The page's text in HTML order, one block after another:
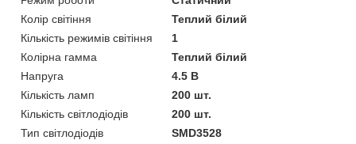
Колір світіння
Теплий білий
Кількість режимів світіння
1
Колірна гамма
Теплий білий
Напруга
4.5 В
Кількість ламп
200 шт.
Кількість світлодіодів
200 шт.
Тип світлодіодів
SMD3528